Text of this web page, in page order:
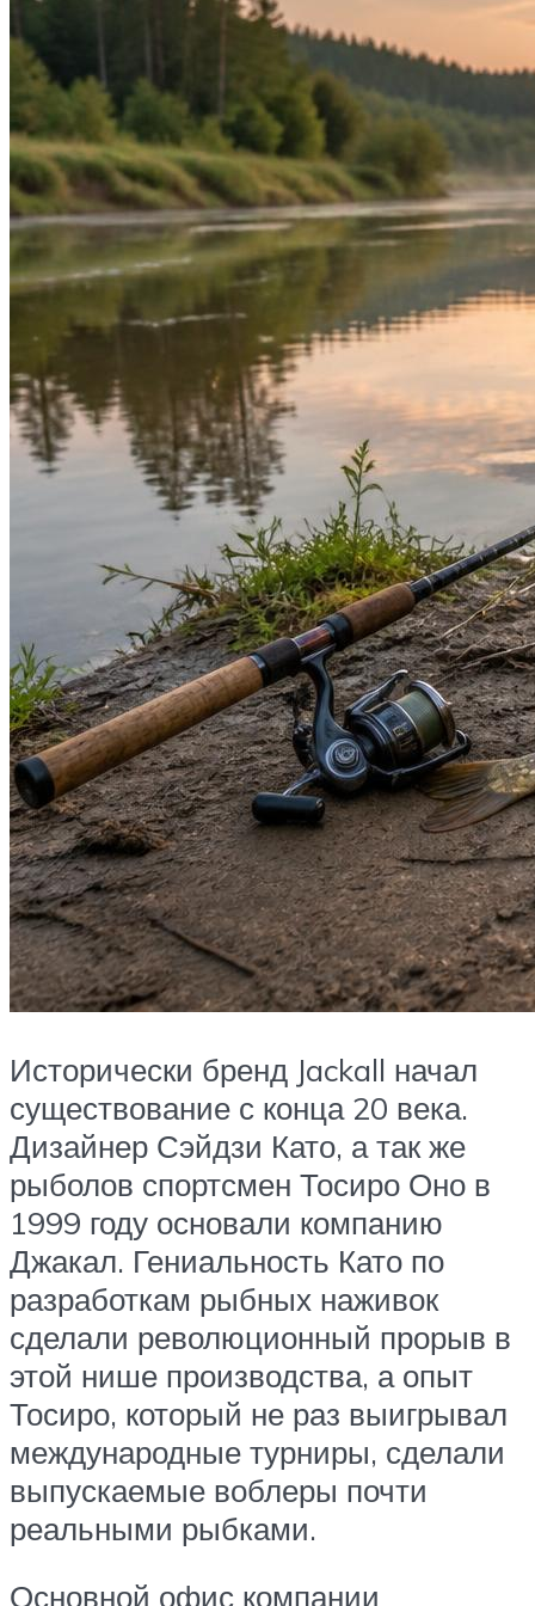
Исторически бренд Jackall начал
существование с конца 20 века.
Дизайнер Сэйдзи Като, а так же
рыболов спортсмен Тосиро Оно в
1999 году основали компанию
Джакал. Гениальность Като по
разработкам рыбных наживок
сделали революционный прорыв в
этой нише производства, а опыт
Тосиро, который не раз выигрывал
международные турниры, сделали
выпускаемые воблеры почти
реальными рыбками.
Основной офис компании